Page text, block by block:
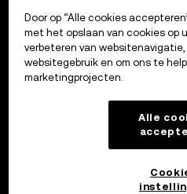
Door op “Alle cookies
met het opslaan van cookies op
verbeteren van
websitegebruik en om ons te
marketingprojecten.
Alle